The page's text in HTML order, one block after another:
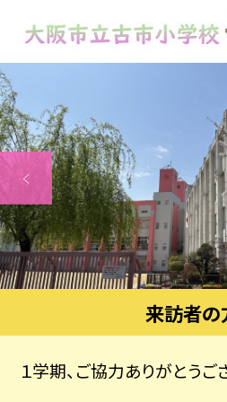
来訪者の
１学期、ご協力ありがとうご